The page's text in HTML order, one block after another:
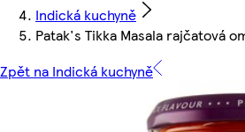
Indická kuchyně
Patak's Tikka Masala rajčatová
Zpět na Indická kuchyně